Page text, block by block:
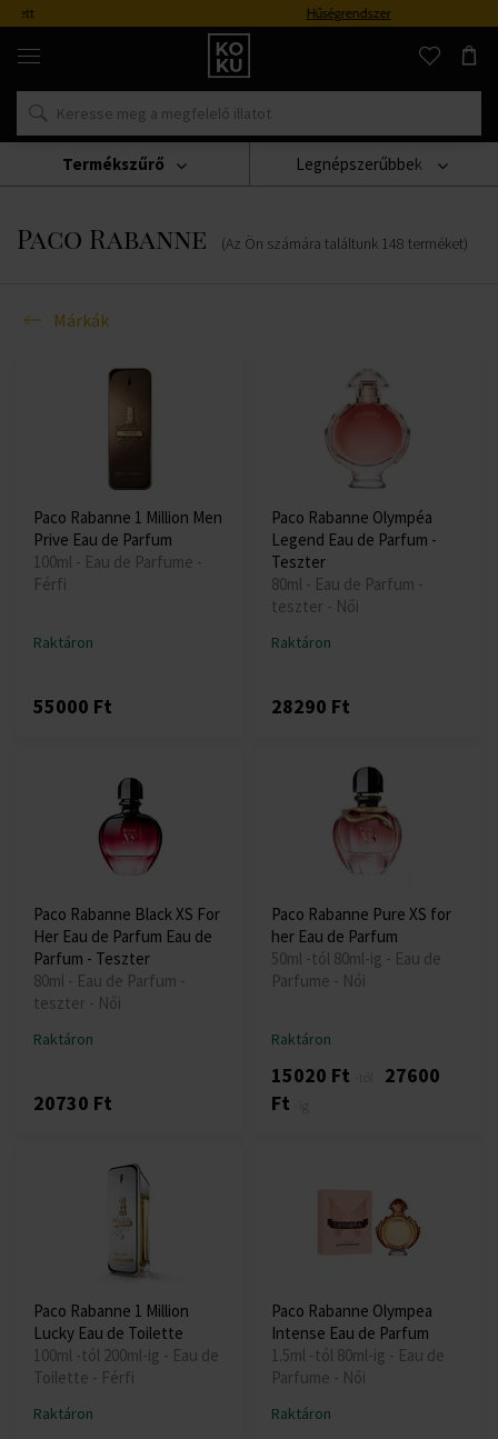
Eredeti
parfümök
órák
egy
Márkák Paco Rabanne
Paco Rabanne (Az Ön számára találtunk 148 terméket)
Legnépszerűbbek
Márkák
Termékszűrő
Paco Rabanne 1 Million Men
Prive Eau de Parfum
100ml - Eau de Parfume -
Férfi
Raktáron
55000 Ft
Paco Rabanne Olympéa
Legend Eau de Parfum -
Teszter
80ml - Eau de Parfum -
teszter - Női
Raktáron
28290 Ft
Paco Rabanne Black XS For
Her Eau de Parfum Eau de
Parfum - Teszter
80ml - Eau de Parfum -
teszter - Női
Raktáron
20730 Ft
Paco Rabanne Pure XS for
her Eau de Parfum
50ml -tól 80ml-ig - Eau de
Parfume - Női
Raktáron
15020 Ft
27600
Ft
Paco Rabanne 1 Million
Lucky Eau de Toilette
100ml -tól 200ml-ig - Eau de
Toilette - Férfi
Raktáron
Paco Rabanne Olympea
Intense Eau de Parfum
1.5ml -tól 80ml-ig - Eau de
Parfume - Női
Raktáron